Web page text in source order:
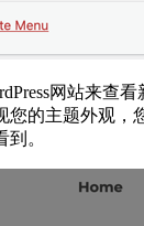
网站来查看
您的主题外观，
。